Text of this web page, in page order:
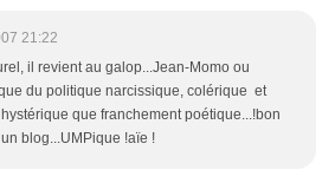
21:22
il revient au galop...Jean-Momo ou
du politique narcissique, colérique et
que franchement poétique...!bon
blog...UMPique !aïe !